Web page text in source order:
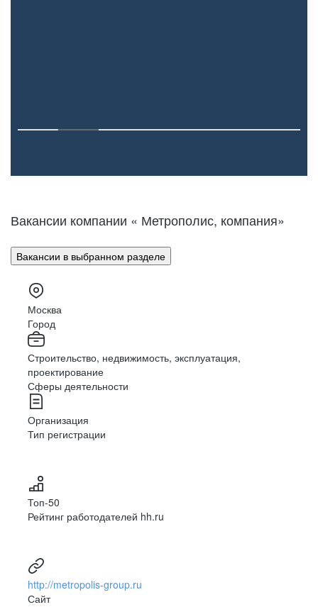
Вакансии компании « Метрополис, компания»
Вакансии в выбранном разделе
Москва
Город
Строительство, недвижимость, эксплуатация,
проектирование
Сферы деятельности
Организация
Тип регистрации
Топ-50
Рейтинг работодателей hh.ru
http://metropolis-group.ru
Сайт